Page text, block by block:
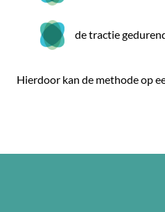
de tractie
Hierdoor kan de methode op